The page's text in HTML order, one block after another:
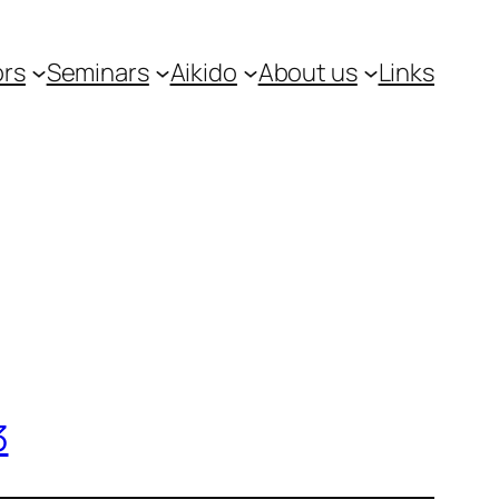
Seminars Aikido About us Links